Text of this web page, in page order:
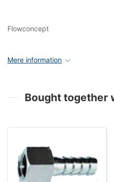
Flowconcept
Mere information
Bought together